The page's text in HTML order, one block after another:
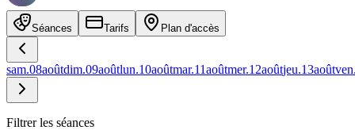
Séances Tarifs Plan d'accès
sam.08aoûtdim.09aoûtlun.10aoûtmar.11aoûtmer.12aoûtjeu.13août
Filtrer les séances